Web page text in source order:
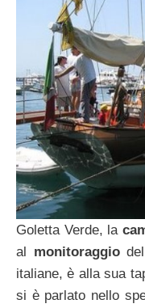
Goletta Verde, la
al monitoraggio
italiane, è alla sua
si è parlato nello